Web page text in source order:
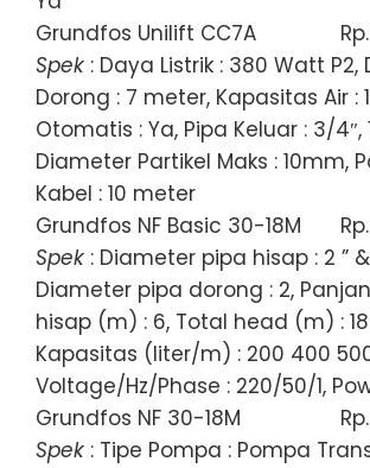
Grundfos Unilift CC7A
Spek : Daya Listrik : 380 Watt P2,
Dorong : 7 meter, Kapasitas Air :
Otomatis : Ya, Pipa Keluar : 3/4″,
Diameter Partikel Maks : 10mm,
Kabel : 10 meter
Grundfos NF Basic 30-18M
Spek : Diameter pipa hisap : 2 ” &
Diameter pipa dorong : 2,
hisap (m) : 6, Total head (m) : 18
Kapasitas (liter/m) : 200 400
Voltage/Hz/Phase : 220/50/1,
Grundfos NF 30-18M
Spek : Tipe Pompa : Pompa